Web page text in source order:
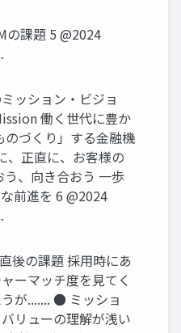
の課題 5 @2024
ッション‧ビジョ
働く世代に豊か
のづくり」する金融機
、正直に、お客様の
う、向き合おう 一歩
前進を 6 @2024
後の課題 採⽤時にあ
ーマッチ度を⾒てく
が....... ● ミッショ
リューの理解が浅い